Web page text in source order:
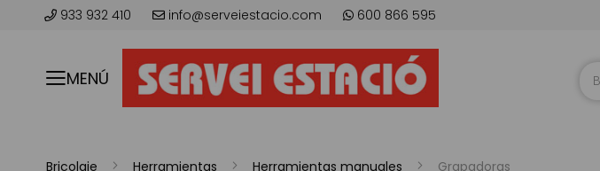
933 932 410 info@serveiestacio.com 600 866 595
MENÚ
Bricolaje Herramientas Herramientas manuales Grapadoras